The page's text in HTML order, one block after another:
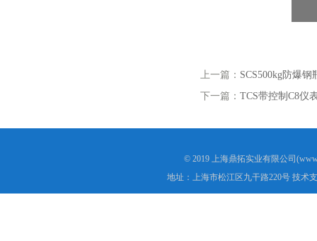
上一篇： SCS500kg防爆
下一篇： TCS带控制C8仪
© 2019 上海鼎拓实业有限公司
地址：上海市松江区九干路220号 技术